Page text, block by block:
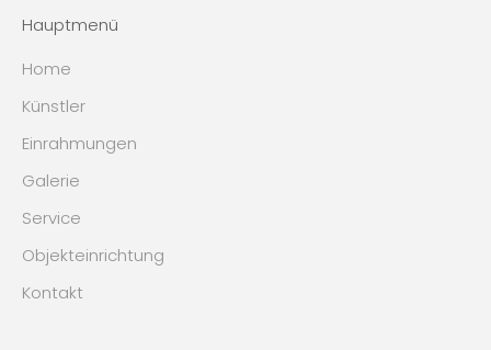
Hauptmenü
Home
Künstler
Einrahmungen
Galerie
Service
Objekteinrichtung
Kontakt